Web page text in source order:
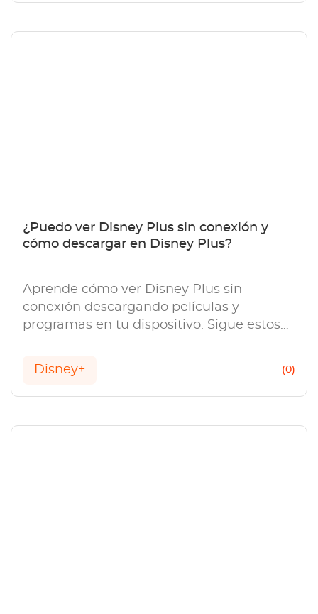
¿Puedo ver Disney Plus sin conexión y
cómo descargar en Disney Plus?
Aprende cómo ver Disney Plus sin
conexión descargando películas y
programas en tu dispositivo. Sigue estos
Disney+ (0)